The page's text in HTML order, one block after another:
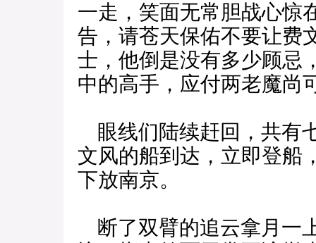
一走，笑面无常胆战心惊
告，请苍天保佑不要让费
士，他倒是没有多少顾忌
中的高手，应付两老魔尚
眼线们陆续赶回，共有
文风的船到达，立即登船
下放南京。
断了双臂的追云拿月一